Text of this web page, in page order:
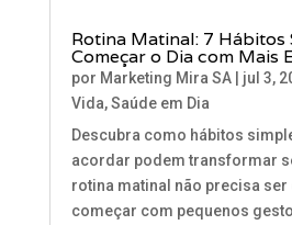
Rotina Matinal: 7 Hábitos
Começar o Dia com Mais
por Marketing Mira SA| jul 3,
Vida,Saúde em Dia
Descubra como hábitos
acordar podem transformar
rotina matinal não precisa
começar com pequenos